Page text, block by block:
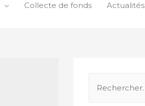
Collecte de fonds Actualités